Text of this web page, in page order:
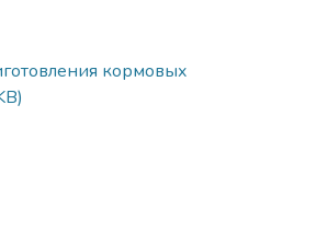
кормовых